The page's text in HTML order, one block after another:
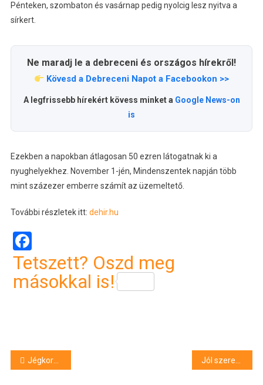
Pénteken, szombaton és vasárnap pedig nyolcig lesz nyitva a
sírkert.
Ne maradj le a debreceni és országos hírekről!
Kövesd a Debreceni Napot a Facebookon >>
A legfrissebb hírekért kövess minket a Google News-on
is
Ezekben a napokban átlagosan 50 ezren látogatnak ki a
nyughelyekhez. November 1-jén, Mindenszentek napján több
mint százezer emberre számít az üzemeltető.
További részletek itt: dehir.hu
Facebook
Tetszett? Oszd meg
másokkal is!
Bejegyzés
Jégkorongliga – Vereség Érsekújváron